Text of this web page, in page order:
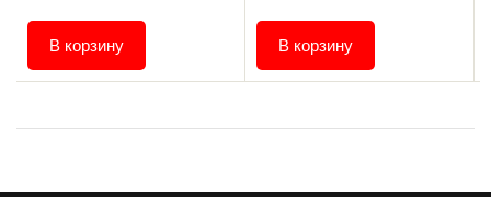
В корзину В корзину